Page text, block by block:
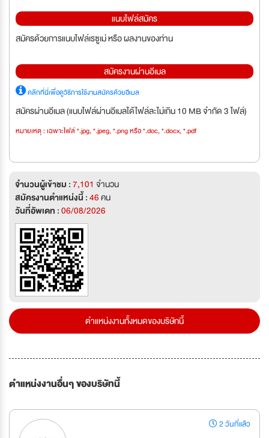
แนบไฟล์สมัคร
สมัครด้วยการแนบไฟล์เรซูเม่ หรือ ผลงานของท่าน
สมัครงานผ่านอีเมล
คลิกที่นี่เพื่อดูวิธีการใช้งานสมัครด้วยอีเมล
สมัครผ่านอีเมล (แนบไฟล์ผ่านอีเมลได้ไฟล์ละไม่เกิน 10 MB จำกัด 3 ไฟล์)
หมายเหตุ : เฉพาะไฟล์ *.jpg, *.jpeg, *.png หรือ *.doc, *.docx, *.pdf
จำนวนผู้เข้าชม :7,101 จำนวน
สมัครงานตำแหน่งนี้ :46คน
วันที่อัพเดท :06/08/2026
ตำแหน่งงานทั้งหมดของบริษัทนี้
ตำแหน่งงานอื่นๆ ของบริษัทนี้
2 วันที่แล้ว